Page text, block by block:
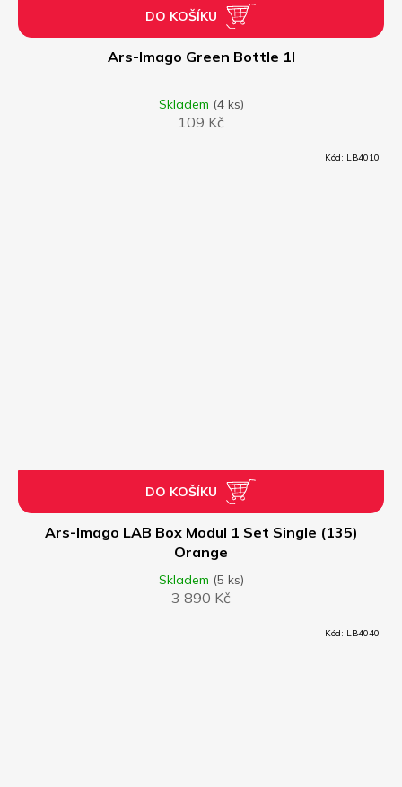
Ars-Imago Green Bottle 1l
Skladem (4 ks)
109 Kč
DO KOŠÍKU
Ars-Imago LAB Box Modul 1 Set Single (135)
Orange
Skladem (5 ks)
3 890 Kč
DO KOŠÍKU
Kód: LB4010
Kód: LB4040